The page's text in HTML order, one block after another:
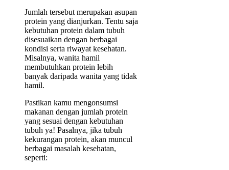
Jumlah tersebut merupakan asupan
protein yang dianjurkan. Tentu saja
kebutuhan protein dalam tubuh
disesuaikan dengan berbagai
kondisi serta riwayat kesehatan.
Misalnya, wanita hamil
membutuhkan protein lebih
banyak daripada wanita yang tidak
hamil.
Pastikan kamu mengonsumsi
makanan dengan jumlah protein
yang sesuai dengan kebutuhan
tubuh ya! Pasalnya, jika tubuh
kekurangan protein, akan muncul
berbagai masalah kesehatan,
seperti: